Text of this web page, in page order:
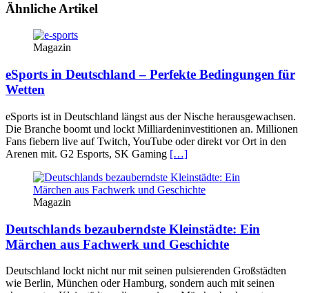
Ähnliche Artikel
Magazin
eSports in Deutschland – Perfekte Bedingungen für
Wetten
eSports ist in Deutschland längst aus der Nische herausgewachsen.
Die Branche boomt und lockt Milliardeninvestitionen an. Millionen
Fans fiebern live auf Twitch, YouTube oder direkt vor Ort in den
Arenen mit. G2 Esports, SK Gaming […]
Magazin
Deutschlands bezauberndste Kleinstädte: Ein
Märchen aus Fachwerk und Geschichte
Deutschland lockt nicht nur mit seinen pulsierenden Großstädten
wie Berlin, München oder Hamburg, sondern auch mit seinen